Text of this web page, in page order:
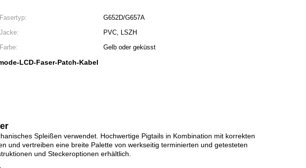
Fasertyp:
G652D/G657A
Jacke:
PVC, LSZH
Farbe:
Gelb oder geküsst
LCD-Faser-Patch-Kabel
Spleißen verwendet. Hochwertige Pigtails in Kombination mit korrekten
und vertreiben eine breite Palette von werkseitig terminierten und getesteten
und Steckeroptionen erhältlich.